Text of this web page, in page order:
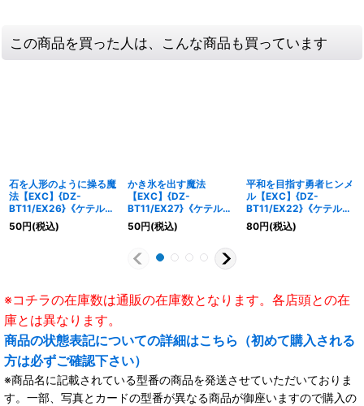
この商品を買った人は、こんな商品も買っています
石を人形のように操る魔
法【EXC】{DZ-
BT11/EX26}《ケテルサ
ンクチュアリ》
50円(税込)
かき氷を出す魔法
【EXC】{DZ-
BT11/EX27}《ケテルサ
ンクチュアリ》
50円(税込)
平和を目指す勇者ヒンメ
ル【EXC】{DZ-
BT11/EX22}《ケテルサ
ンクチュアリ》
80円(税込)
※コチラの在庫数は通販の在庫数となります。各店頭との在
庫とは異なります。
商品の状態表記についての詳細はこちら（初めて購入される
方は必ずご確認下さい）
※商品名に記載されている型番の商品を発送させていただいておりま
す。一部、写真とカードの型番が異なる商品が御座いますので購入の